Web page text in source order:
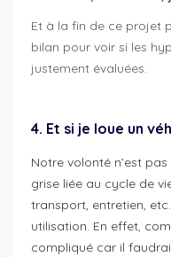
Et à la fin de ce projet
bilan pour voir si les
justement évaluées.
4. Et si je loue un
Notre volonté n’est
grise liée au cycle de
transport, entretien,
utilisation. En effet,
compliqué car il